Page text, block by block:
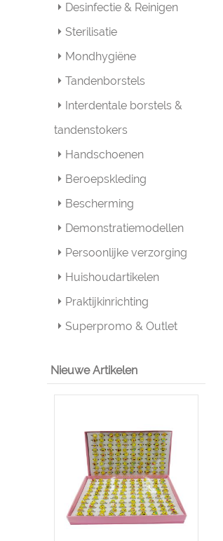
Desinfectie & Reinigen
Sterilisatie
Mondhygiëne
Tandenborstels
Interdentale borstels &
tandenstokers
Handschoenen
Beroepskleding
Bescherming
Demonstratiemodellen
Persoonlijke verzorging
Huishoudartikelen
Praktijkinrichting
Superpromo & Outlet
Nieuwe Artikelen